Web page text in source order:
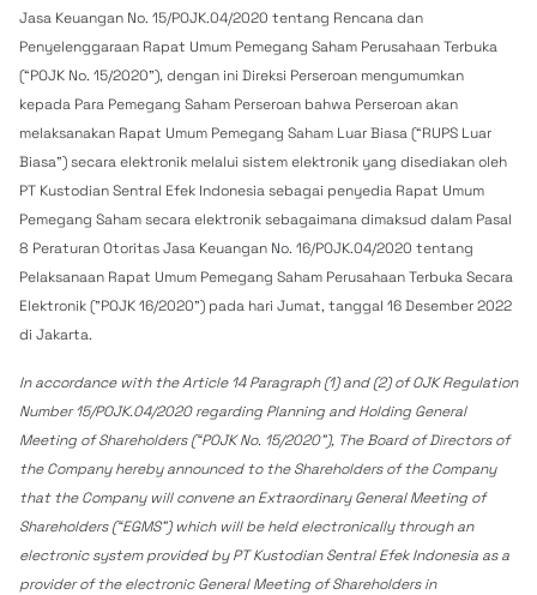
Jasa Keuangan No. 15/POJK.04/2020 tentang Rencana dan
Penyelenggaraan Rapat Umum Pemegang Saham Perusahaan Terbuka
(“POJK No. 15/2020”), dengan ini Direksi Perseroan mengumumkan
kepada Para Pemegang Saham Perseroan bahwa Perseroan akan
melaksanakan Rapat Umum Pemegang Saham Luar Biasa (“RUPS Luar
Biasa”) secara elektronik melalui sistem elektronik yang disediakan oleh
PT Kustodian Sentral Efek Indonesia sebagai penyedia Rapat Umum
Pemegang Saham secara elektronik sebagaimana dimaksud dalam Pasal
8 Peraturan Otoritas Jasa Keuangan No. 16/POJK.04/2020 tentang
Pelaksanaan Rapat Umum Pemegang Saham Perusahaan Terbuka Secara
Elektronik (”POJK 16/2020”) pada hari Jumat, tanggal 16 Desember 2022
di Jakarta.
In accordance with the Article 14 Paragraph (1) and (2) of OJK Regulation
Number 15/POJK.04/2020 regarding Planning and Holding General
Meeting of Shareholders (“POJK No. 15/2020”), The Board of Directors of
the Company hereby announced to the Shareholders of the Company
that the Company will convene an Extraordinary General Meeting of
Shareholders (“EGMS”) which will be held electronically through an
electronic system provided by PT Kustodian Sentral Efek Indonesia as a
provider of the electronic General Meeting of Shareholders in